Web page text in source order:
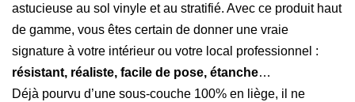
astucieuse au sol vinyle et au stratifié. Avec ce produit haut
de gamme, vous êtes certain de donner une vraie
signature à votre intérieur ou votre local professionnel :
résistant, réaliste, facile de pose, étanche…
Déjà pourvu d’une sous-couche 100% en liège, il ne